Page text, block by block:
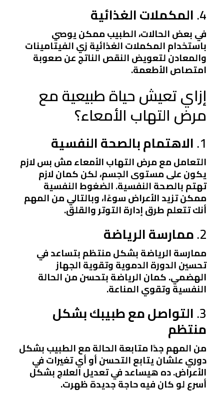
4. المكملات الغذائية
في بعض الحالات، الطبيب ممكن يوصي
باستخدام المكملات الغذائية زي الفيتامينات
والمعادن لتعويض النقص الناتج عن صعوبة
امتصاص الأطعمة.
إزاي تعيش حياة طبيعية مع
مرض التهاب الأمعاء؟
1. الاهتمام بالصحة النفسية
التعامل مع مرض التهاب الأمعاء مش بس لازم
يكون على مستوى الجسم، لكن كمان لازم
تهتم بالصحة النفسية. الضغوط النفسية
ممكن تزيد الأعراض سوءًا، وبالتالي من المهم
أنك تتعلم طرق إدارة التوتر والقلق.
2. ممارسة الرياضة
ممارسة الرياضة بشكل منتظم بتساعد في
تحسين الدورة الدموية وتقوية الجهاز
الهضمي. كمان الرياضة بتحسن من الحالة
النفسية وتقوي المناعة.
3. التواصل مع طبيبك بشكل
منتظم
من المهم جدًا متابعة الحالة مع الطبيب بشكل
دوري علشان يتابع التحسن أو أي تغيرات في
الأعراض. ده هيساعد في تعديل العلاج بشكل
أسرع لو كان فيه حاجة جديدة ظهرت.